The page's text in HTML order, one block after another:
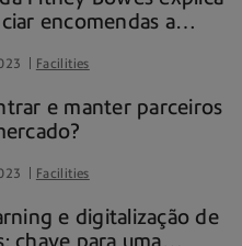
encomendas a
Facilities
e manter parceiros
Facilities
e digitalização de
chave para uma